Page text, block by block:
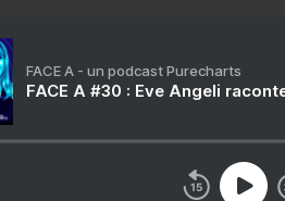
FACE A - un podcast Purecharts
FACE A #30 : Eve Angeli